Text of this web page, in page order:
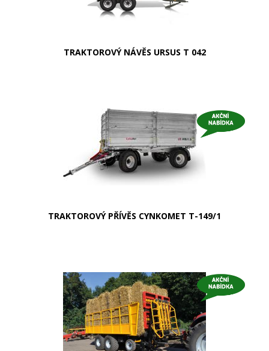
TRAKTOROVÝ NÁVĚS URSUS T 042
TRAKTOROVÝ PŘÍVĚS CYNKOMET T-149/1